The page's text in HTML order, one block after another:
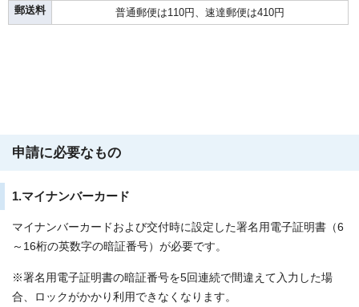
郵送料 普通郵便は110円、速達郵便は410円
申請に必要なもの
1.マイナンバーカード
マイナンバーカードおよび交付時に設定した署名用電子証明書（6
～16桁の英数字の暗証番号）が必要です。
※署名用電子証明書の暗証番号を5回連続で間違えて入力した場
合、ロックがかかり利用できなくなります。